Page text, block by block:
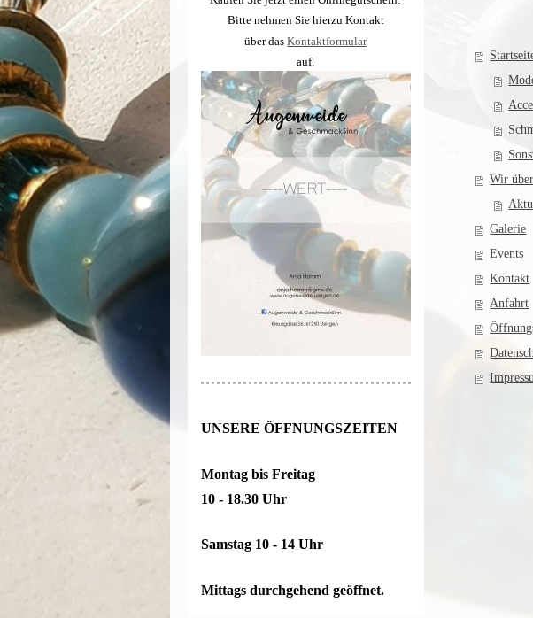
Wir
Galerie
Events
Kontakt
Anfahrt
Bitte nehmen Sie hierzu Kontakt
über dasKontaktformular
auf.
UNSERE ÖFFNUNGSZEITEN
Montag bis Freitag
10 - 18.30 Uhr
Samstag 10 - 14 Uhr
Mittags durchgehend geöffnet.